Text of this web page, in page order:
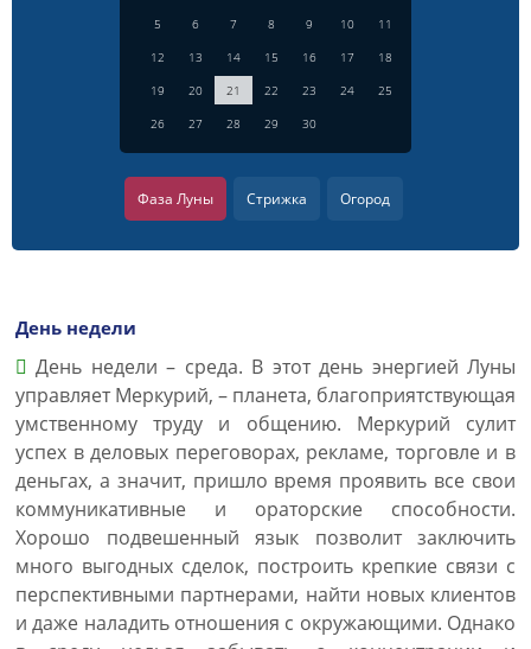
5
6 7 8 9 10
11
12
13 14 15 16 17
18
19
20 21 22 23 24
25
26
27 28 29 30
Фаза Луны Стрижка Огород
День недели
День недели – среда. В этот день энергией Луны
управляет Меркурий, – планета, благоприятствующая
умственному труду и общению. Меркурий сулит
успех в деловых переговорах, рекламе, торговле и в
деньгах, а значит, пришло время проявить все свои
коммуникативные и ораторские способности.
Хорошо подвешенный язык позволит заключить
много выгодных сделок, построить крепкие связи с
перспективными партнерами, найти новых клиентов
и даже наладить отношения с окружающими. Однако